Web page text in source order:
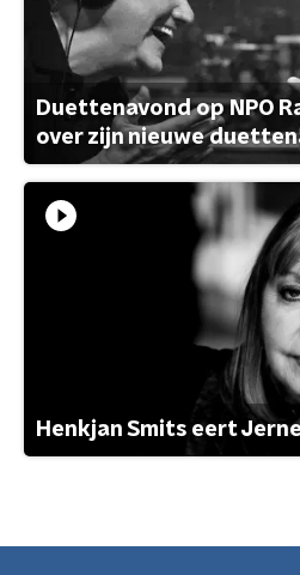
Duettenavond op NPO
over zijn nieuwe
Henkjan Smits eert